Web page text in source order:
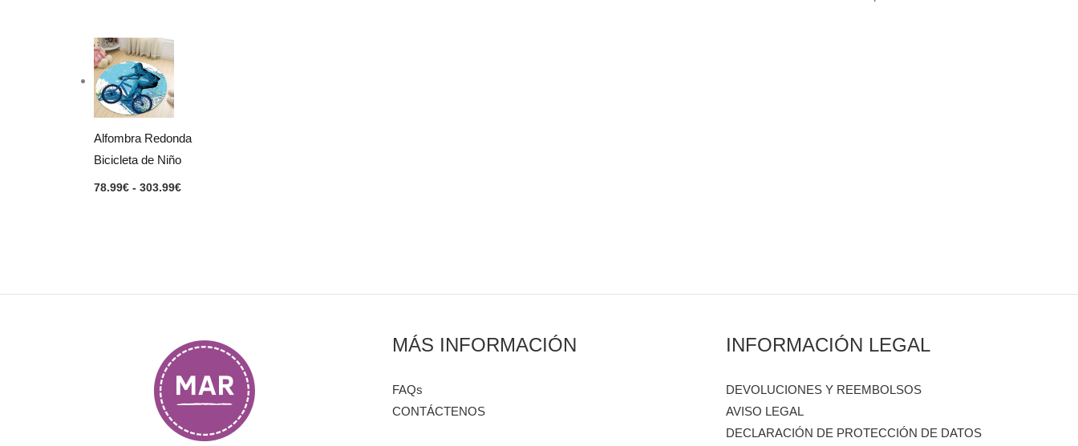
Alfombra Redonda
Bicicleta de Niño
78.99€ - 303.99€
MÁS INFORMACIÓN
FAQs
CONTÁCTENOS
INFORMACIÓN LEGAL
DEVOLUCIONES Y REEMBOLSOS
AVISO LEGAL
DECLARACIÓN DE PROTECCIÓN DE DATOS